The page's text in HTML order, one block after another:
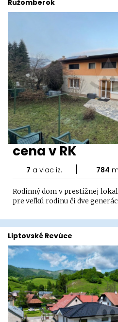
Ružomberok
cena v RK
7 a viac iz. | 784
Rodinný dom v prestížnej
pre veľkú rodinu či dve
Liptovské Revúce